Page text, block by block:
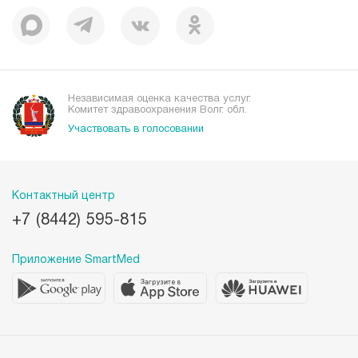
Независимая оценка качества услуг.
Комитет здравоохранения Волг. обл.
Участвовать в голосовании
Контактный центр
+7 (8442) 595-815
Приложение SmartMed